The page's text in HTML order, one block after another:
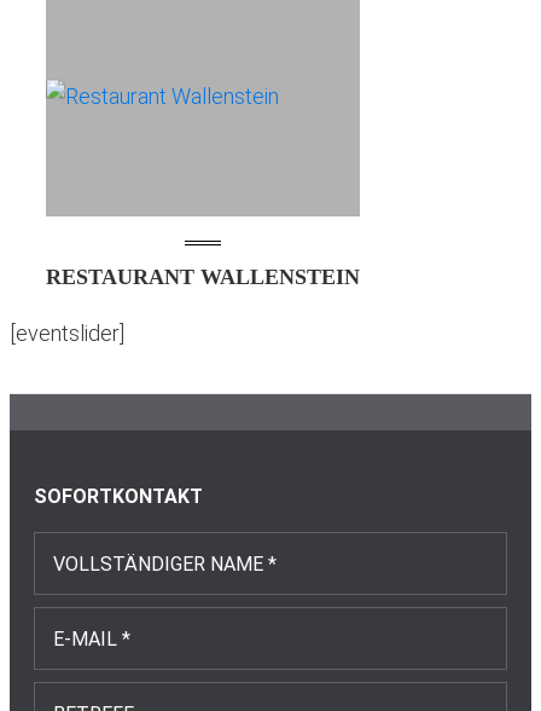
RESTAURANT WALLENSTEIN
[eventslider]
SOFORTKONTAKT